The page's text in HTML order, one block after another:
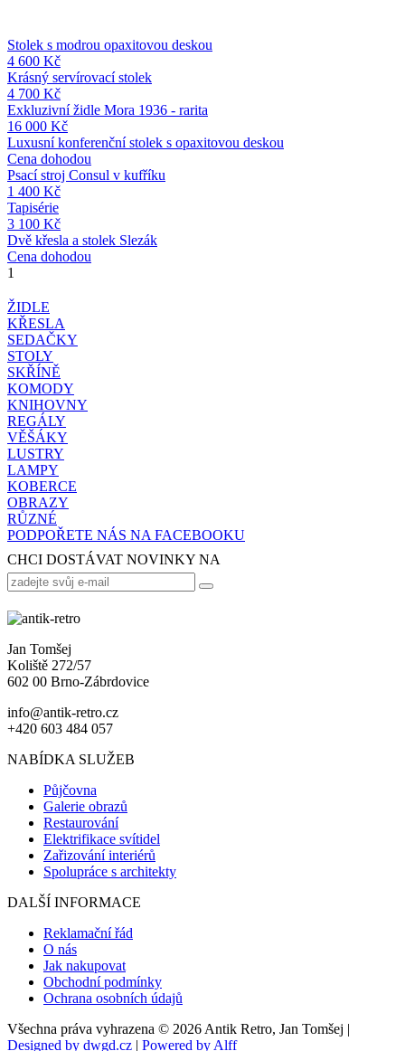
Stolek s modrou opaxitovou deskou
4 600 Kč
Krásný servírovací stolek
4 700 Kč
Exkluzivní židle Mora 1936 - rarita
16 000 Kč
Luxusní konferenční stolek s opaxitovou deskou
Cena dohodou
Psací stroj Consul v kufříku
1 400 Kč
Tapisérie
3 100 Kč
Dvě křesla a stolek Slezák
Cena dohodou
1
ŽIDLE
KŘESLA
SEDAČKY
STOLY
SKŘÍNĚ
KOMODY
KNIHOVNY
REGÁLY
VĚŠÁKY
LUSTRY
LAMPY
KOBERCE
OBRAZY
RŮZNÉ
PODPOŘETE NÁS NA FACEBOOKU
CHCI DOSTÁVAT NOVINKY NA
Jan Tomšej
Koliště 272/57
602 00 Brno-Zábrdovice
info@antik-retro.cz
+420 603 484 057
NABÍDKA SLUŽEB
Půjčovna
Galerie obrazů
Restaurování
Elektrifikace svítidel
Zařizování interiérů
Spolupráce s architekty
DALŠÍ INFORMACE
Reklamační řád
O nás
Jak nakupovat
Obchodní podmínky
Ochrana osobních údajů
Všechna práva vyhrazena © 2026 Antik Retro, Jan Tomšej |
Designed by dwgd.cz | Powered by Alff